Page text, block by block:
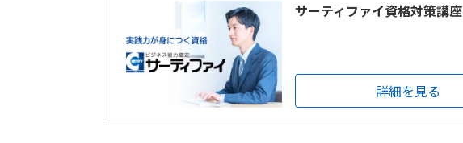
サーティファイ資格対策講座
詳細を見る